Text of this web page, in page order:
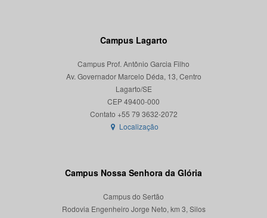
Campus Lagarto
Campus Prof. Antônio Garcia Filho
Av. Governador Marcelo Déda, 13, Centro
Lagarto/SE
CEP 49400-000
Localização
Campus Nossa Senhora da Glória
Campus do Sertão
Rodovia Engenheiro Jorge Neto, km 3, Silos